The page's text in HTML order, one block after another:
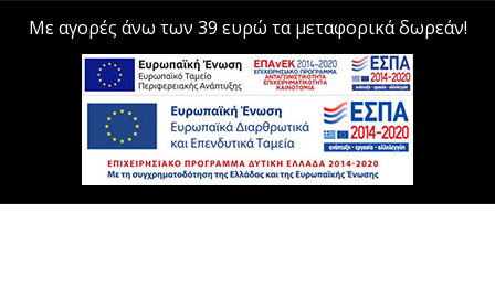
Με αγορές άνω των 39 ευρώ τα μεταφορικά δωρεάν!